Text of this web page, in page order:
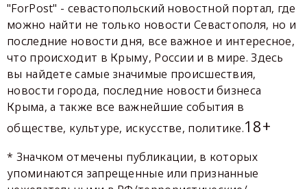
"ForPost" - севастопольский новостной портал, где
можно найти не только новости Севастополя, но и
последние новости дня, все важное и интересное,
что происходит в Крыму, России и в мире. Здесь
вы найдете самые значимые происшествия,
новости города, последние новости бизнеса
Крыма, а также все важнейшие события в
обществе, культуре, искусстве, политике.18+
* Значком отмечены публикации, в которых
упоминаются запрещенные или признанные